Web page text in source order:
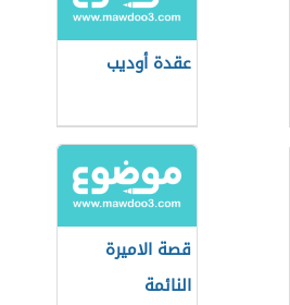
عقدة أوديب
قصة الاميرة
النائمة